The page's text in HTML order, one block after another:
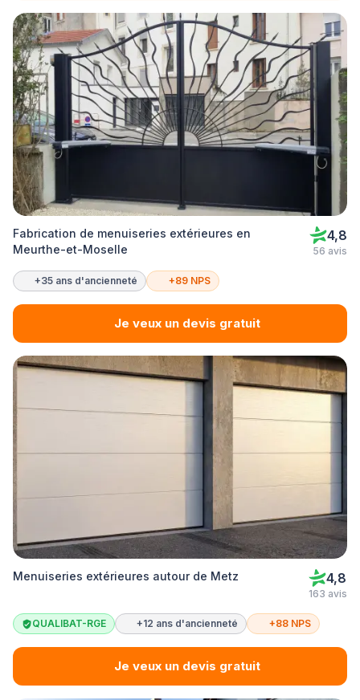
Fabrication de menuiseries extérieures en
Meurthe-et-Moselle
4,8
56 avis
+35 ans d'ancienneté +89 NPS
Je veux un devis gratuit
Menuiseries extérieures autour de Metz 4,8
163 avis
QUALIBAT-RGE +12 ans d'ancienneté +88 NPS
Je veux un devis gratuit